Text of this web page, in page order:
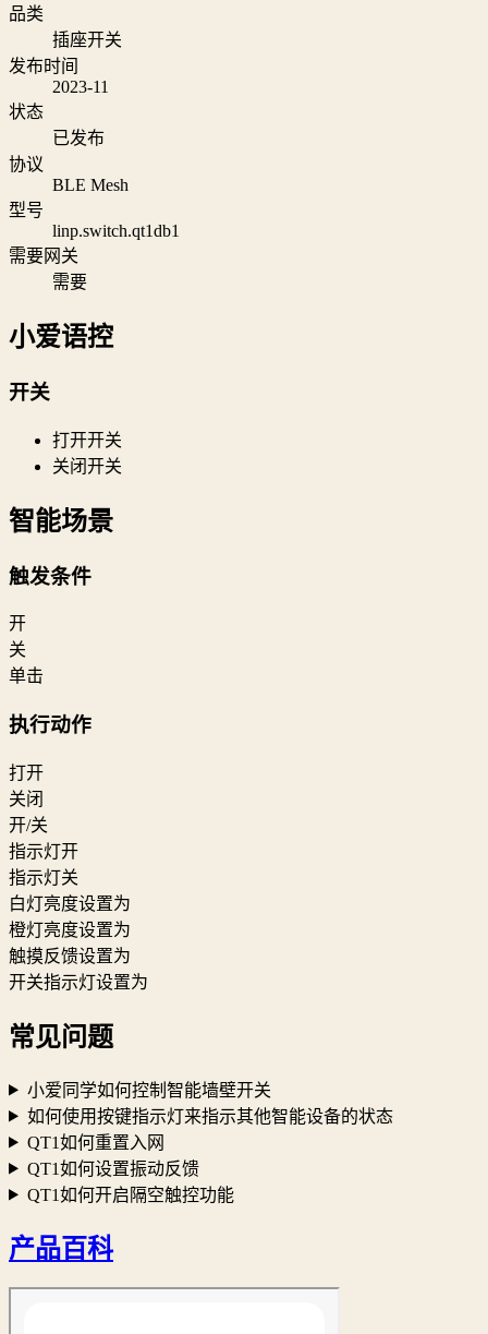
品类
插座开关
发布时间
2023-11
状态
已发布
协议
BLE Mesh
型号
linp.switch.qt1db1
需要网关
需要
小爱语控
开关
打开开关
关闭开关
智能场景
触发条件
开
关
单击
执行动作
打开
关闭
开/关
指示灯开
指示灯关
白灯亮度设置为
橙灯亮度设置为
触摸反馈设置为
开关指示灯设置为
常见问题
小爱同学如何控制智能墙壁开关
如何使用按键指示灯来指示其他智能设备的状态
QT1如何重置入网
QT1如何设置振动反馈
QT1如何开启隔空触控功能
产品百科